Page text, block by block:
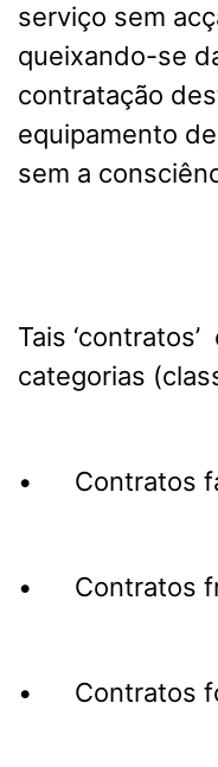
serviço sem
queixando-se
contratação
equipamento
sem a
Tais
categorias
• Contratos
• Contratos
• Contratos